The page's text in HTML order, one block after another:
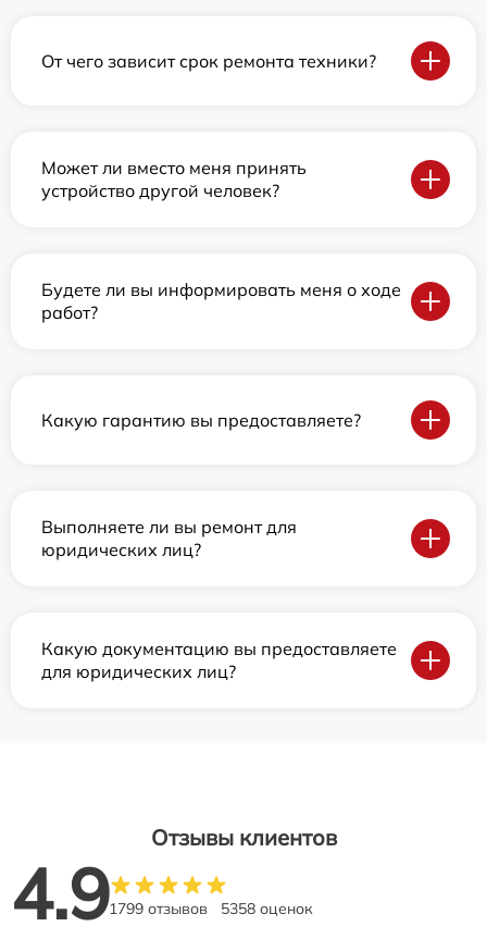
От чего зависит срок ремонта техники?
Может ли вместо меня принять
устройство другой человек?
Будете ли вы информировать меня о ходе
работ?
Какую гарантию вы предоставляете?
Выполняете ли вы ремонт для
юридических лиц?
Какую документацию вы предоставляете
для юридических лиц?
Отзывы клиентов
4.91799 отзывов 5358 оценок